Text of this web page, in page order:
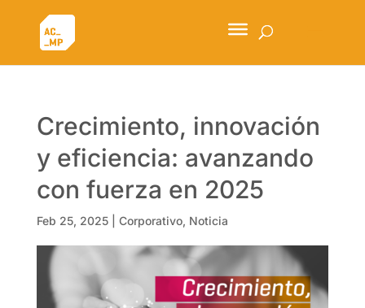
Crecimiento, innovación
y eficiencia: avanzando
con fuerza en 2025
Feb 25, 2025| Corporativo, Noticia